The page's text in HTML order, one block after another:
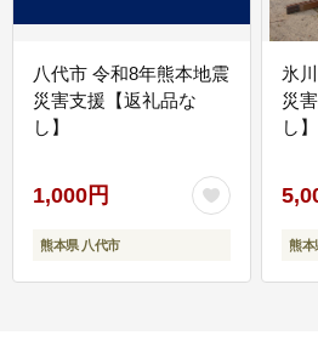
八代市 令和8年熊本地震
災害支援【返礼品な
し】
1,000円
熊本県 八代市
氷
災
し】
熊本